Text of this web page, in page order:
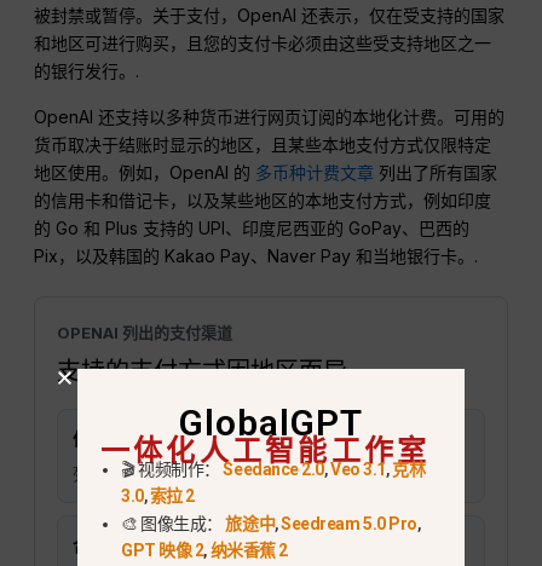
被封禁或暂停。关于支付，OpenAI 还表示，仅在受支持的国家
和地区可进行购买，且您的支付卡必须由这些受支持地区之一
的银行发行。.
OpenAI 还支持以多种货币进行网页订阅的本地化计费。可用的
货币取决于结账时显示的地区，且某些本地支付方式仅限特定
地区使用。例如，OpenAI 的 多币种计费文章 列出了所有国家
的信用卡和借记卡，以及某些地区的本地支付方式，例如印度
的 Go 和 Plus 支持的 UPI、印度尼西亚的 GoPay、巴西的
Pix，以及韩国的 Kakao Pay、Naver Pay 和当地银行卡。.
OPENAI 列出的支付渠道
支持的支付方式因地区而异
信用卡或借记卡
列出了所有受支持的国家。.
合众国际社
GlobalGPT
一体化人工智能工作室
🎬 视频制作：Seedance 2.0,Veo 3.1,克林
3.0,索拉 2
🎨 图像生成：旅途中,Seedream 5.0 Pro,
GPT 映像 2,纳米香蕉 2